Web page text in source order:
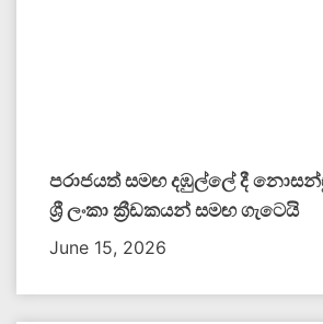
පරාජයත් සමඟ දඹුල්ලේ දී
ශ්‍රී ලංකා ක්‍රීඩකයන් සමඟ ගැටෙයි
June 15, 2026